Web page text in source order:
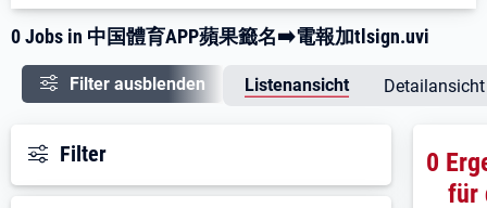
0 Jobs in 中国體育APP蘋果籤名➡️電報加tlsign.uvi
Filter ausblenden Listenansicht Detailansicht
Filter
0
für